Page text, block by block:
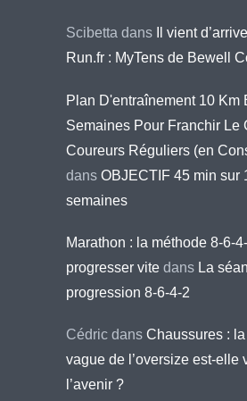
Scibetta dans
Il vient
Run.fr : MyTens de Bewell
Plan D'entraînement 10 Km
Semaines Pour Franchir Le
Coureurs Réguliers (en
dans OBJECTIF 45 min sur
semaines
Marathon : la méthode 8-6-
progresser vite dans La
progression 8-6-4-2
Cédric dans Chaussures :
vague de l’oversize est-elle
l’avenir ?